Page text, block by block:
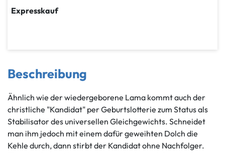
Expresskauf
Beschreibung
Ähnlich wie der wiedergeborene Lama kommt auch der
christliche "Kandidat" per Geburtslotterie zum Status als
Stabilisator des universellen Gleichgewichts. Schneidet
man ihm jedoch mit einem dafür geweihten Dolch die
Kehle durch, dann stirbt der Kandidat ohne Nachfolger.